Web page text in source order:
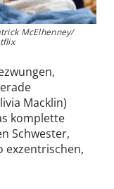
McElhenney/
Macklin)
komplette
Schwester,
exzentrischen,